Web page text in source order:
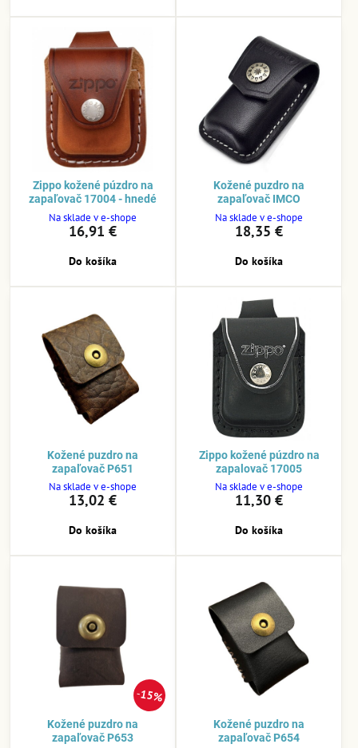
Zippo kožené púzdro na
zapaľovač 17004 - hnedé
Na sklade v e-shope
16,91 €
Do košíka
Kožené puzdro na
zapaľovač IMCO
Na sklade v e-shope
18,35 €
Do košíka
Kožené puzdro na
zapaľovač P651
Na sklade v e-shope
13,02 €
Do košíka
Zippo kožené púzdro na
zapalovač 17005
Na sklade v e-shope
11,30 €
Do košíka
15%
Kožené puzdro na
zapaľovač P653
Kožené puzdro na
zapaľovač P654